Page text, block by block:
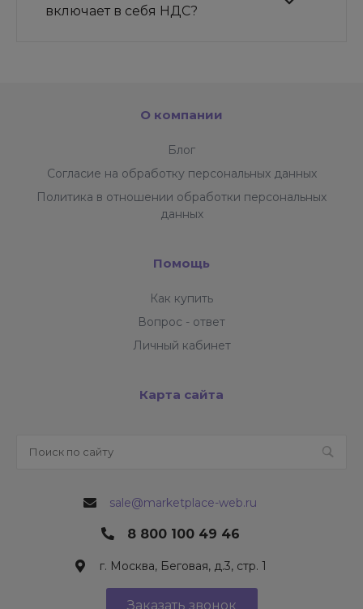
включает в себя НДС?
О компании
Блог
Согласие на обработку персональных данных
Политика в отношении обработки персональных
данных
Помощь
Как купить
Вопрос - ответ
Личный кабинет
Карта сайта
sale@marketplace-web.ru
8 800 100 49 46
г. Москва, Беговая, д.3, стр. 1
Заказать звонок